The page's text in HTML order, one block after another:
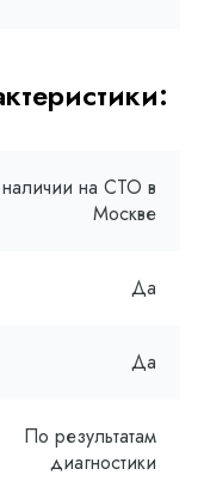
на СТО в
Москве
Да
Да
По результатам
диагностики